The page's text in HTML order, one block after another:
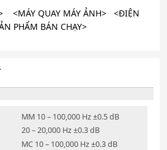
<MÁY QUAY MÁY ẢNH> <ĐIỆN
PHẨM BÁN CHẠY>
MM 10 – 100,000 Hz ±0.5 dB
20 – 20,000 Hz ±0.3 dB
MC 10 – 100,000 Hz ±0.3 dB